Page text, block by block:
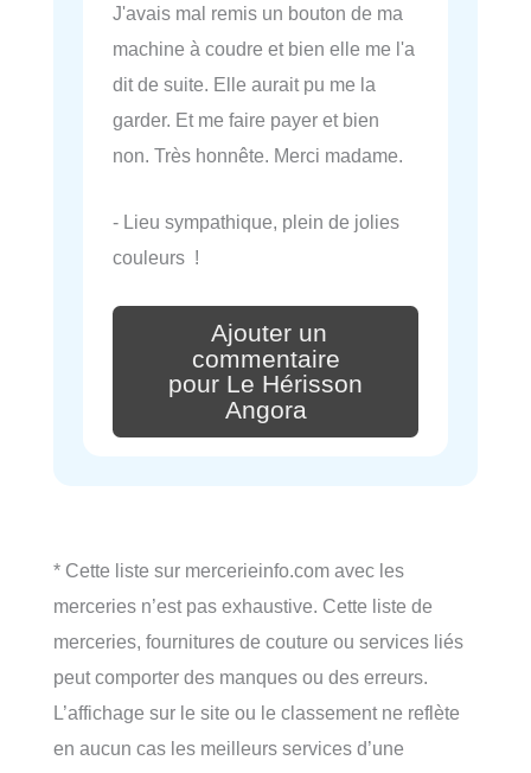
J'avais mal remis un bouton de ma
machine à coudre et bien elle me l'a
dit de suite. Elle aurait pu me la
garder. Et me faire payer et bien
non. Très honnête. Merci madame.
- Lieu sympathique, plein de jolies
couleurs !
Ajouter un
commentaire
pour Le Hérisson
Angora
* Cette liste sur mercerieinfo.com avec les
merceries n’est pas exhaustive. Cette liste de
merceries, fournitures de couture ou services liés
peut comporter des manques ou des erreurs.
L’affichage sur le site ou le classement ne reflète
en aucun cas les meilleurs services d’une